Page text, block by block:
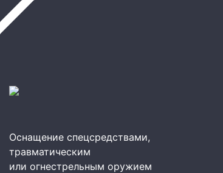
Оснащение спецсредствами,
травматическим
или огнестрельным оружием